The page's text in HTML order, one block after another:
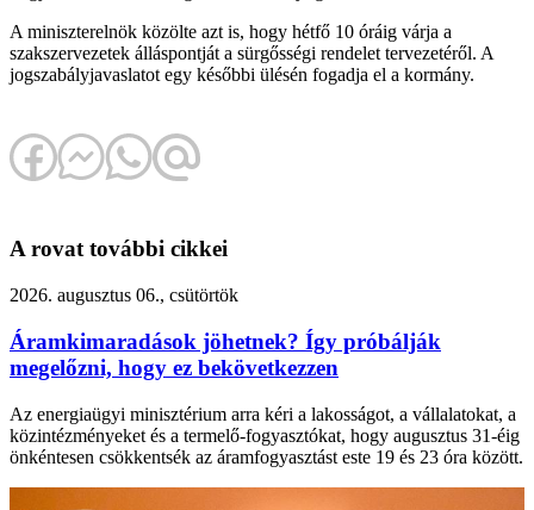
A miniszterelnök közölte azt is, hogy hétfő 10 óráig várja a
szakszervezetek álláspontját a sürgősségi rendelet tervezetéről. A
jogszabályjavaslatot egy későbbi ülésén fogadja el a kormány.
A rovat további cikkei
2026. augusztus 06., csütörtök
Áramkimaradások jöhetnek? Így próbálják
megelőzni, hogy ez bekövetkezzen
Az energiaügyi minisztérium arra kéri a lakosságot, a vállalatokat, a
közintézményeket és a termelő-fogyasztókat, hogy augusztus 31-éig
önkéntesen csökkentsék az áramfogyasztást este 19 és 23 óra között.